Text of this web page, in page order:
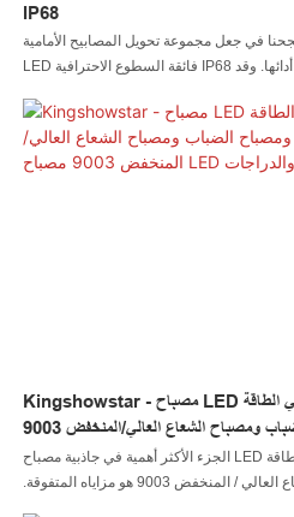
IP68
في جعل مجموعة تحويل المصابيح الأمامية
LED فائقة السطوع الاحترافية IP68 المقاومة للماء متفوقة ومتميزة في أدائها. وقد
السيارات
Kingshowstar - مصباح LED عالي الطاقة H4 فائق السطوع لمصابيح
الدراجات النارية الأمامية ومصباح الضباب ومصباح الشعاع العالي/المنخفض 9003
مصباح LED للدراجات النارية والدراجات
الجزء الأكثر أهمية في جاذبية مصباح LED عالي الطاقة Super Bright H4 لمصباح
الضباب للدراجات النارية ذو الشعاع العالي / المنخفض 9003 هو مزاياه المتفوقة.